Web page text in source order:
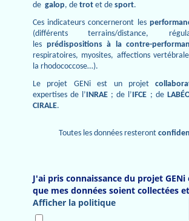
de galop, de trot et de sport.
Ces indicateurs concerneront les
(différents terrains/distance,
les prédispositions à la contre-
respiratoires, myosites, affections
la rhodococcose…).
Le projet GENi est un projet
expertises de l’INRAE ; de l’IFCE ; de
CIRALE.
Toutes les données resteront
J'ai pris connaissance du projet GENi
que mes données soient collectées
Afficher la politique